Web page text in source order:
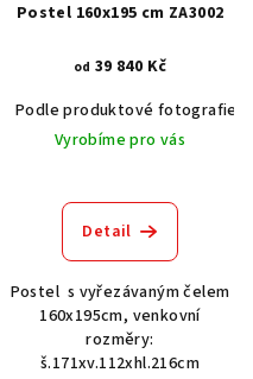
Akát vintage BT1551
Dub světlý
Postel 160x195 cm ZA3002
od 39 840 Kč
Podle produktové fotografie
Vyrobíme pro vás
Detail
Postel s vyřezávaným čelem
160x195cm, venkovní
rozměry:
š.171xv.112xhl.216cm